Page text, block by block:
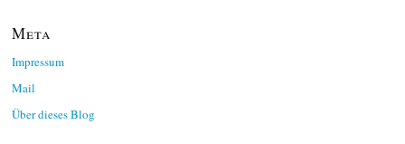
Meta
Impressum
Mail
Über dieses Blog